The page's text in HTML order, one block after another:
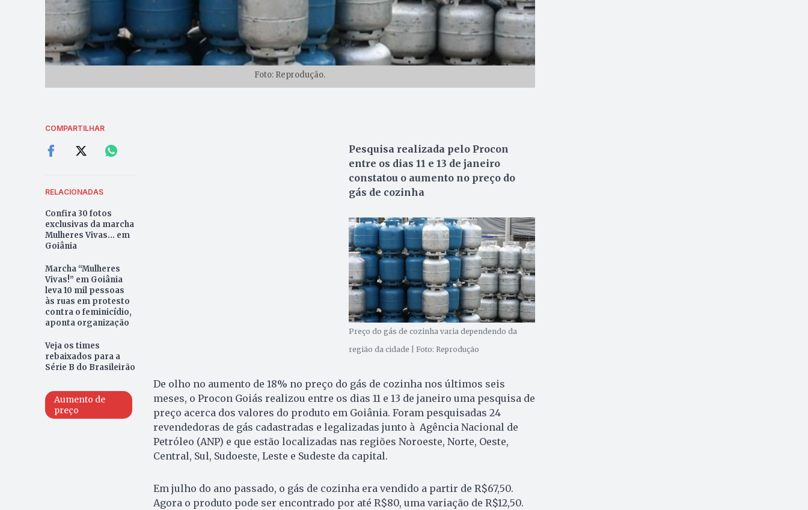
Foto: Reprodução.
COMPARTILHAR
RELACIONADAS
Confira 30 fotos
exclusivas da marcha
Mulheres Vivas... em
Goiânia
Marcha “Mulheres
Vivas!” em Goiânia
leva 10 mil pessoas
às ruas em protesto
contra o feminicídio,
aponta organização
Veja os times
rebaixados para a
Série B do Brasileirão
Aumento de
preço
Pesquisa realizada pelo Procon
entre os dias 11 e 13 de janeiro
constatou o aumento no preço do
gás de cozinha
Preço do gás de cozinha varia dependendo da
região da cidade | Foto: Reprodução
De olho no aumento de 18% no preço do gás de cozinha nos últimos seis
meses, o Procon Goiás realizou entre os dias 11 e 13 de janeiro uma pesquisa de
preço acerca dos valores do produto em Goiânia. Foram pesquisadas 24
revendedoras de gás cadastradas e legalizadas junto à Agência Nacional de
Petróleo (ANP) e que estão localizadas nas regiões Noroeste, Norte, Oeste,
Central, Sul, Sudoeste, Leste e Sudeste da capital.
Em julho do ano passado, o gás de cozinha era vendido a partir de R$67,50.
Agora o produto pode ser encontrado por até R$80, uma variação de R$12,50.